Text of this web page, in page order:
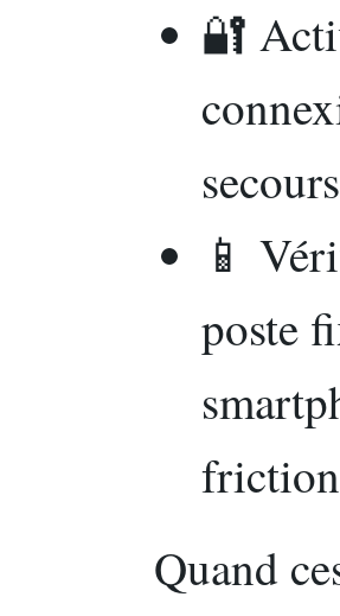
🔐
📱
poste
Quand